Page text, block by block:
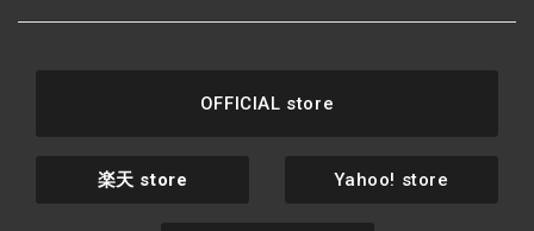
OFFICIAL store
楽天 store Yahoo! store